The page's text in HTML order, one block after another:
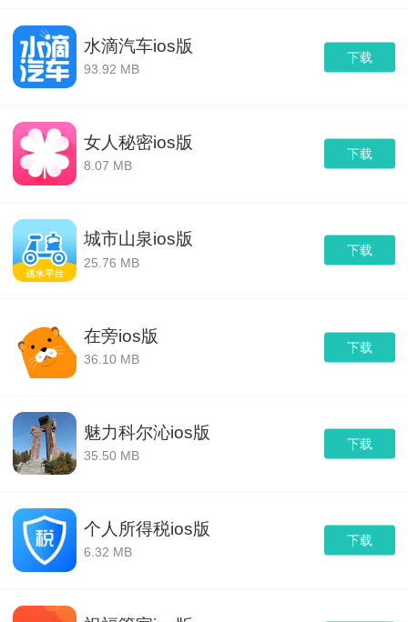
下载
水滴汽车ios版
93.92 MB
下载
女人秘密ios版
8.07 MB
下载
城市山泉ios版
25.76 MB
下载
在旁ios版
36.10 MB
下载
魅力科尔沁ios版
35.50 MB
下载
个人所得税ios版
6.32 MB